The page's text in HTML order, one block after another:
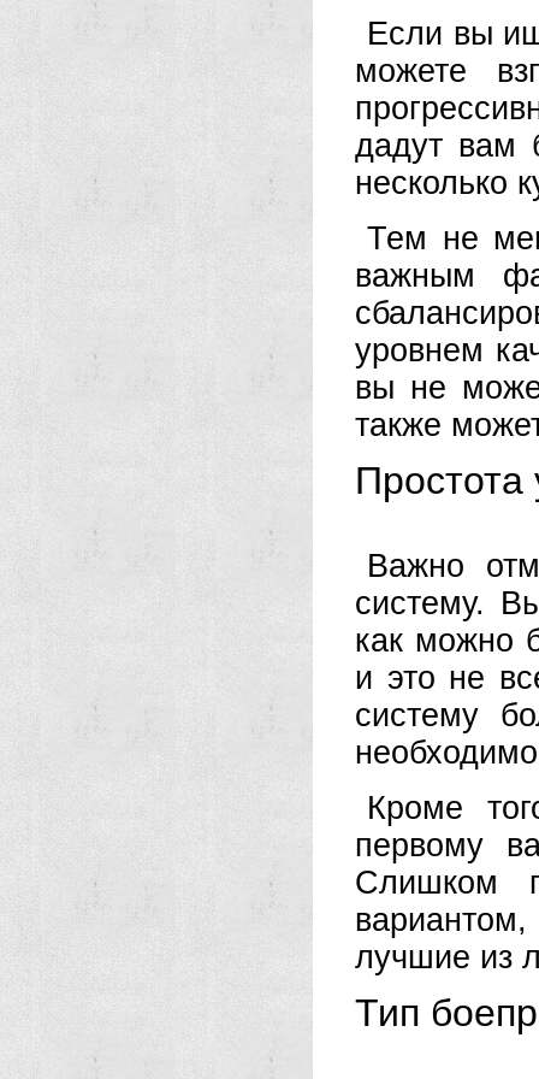
Если вы
можете
дадут вам
несколько
Тем не
важным
уровнем
вы не
также
Простота
Важно
систему.
как можно
и это не
систему
Кроме
первому
Слишком
лучшие из
Тип